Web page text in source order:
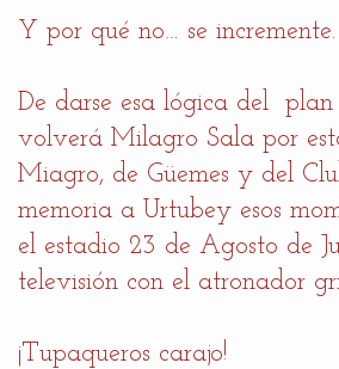
Y por qué no… se incremente.
De darse esa lógica del
volverá Milagro Sala por
Miagro, de Güemes y del
memoria a Urtubey esos
el estadio 23 de Agosto de
televisión con el atronador
¡Tupaqueros carajo!